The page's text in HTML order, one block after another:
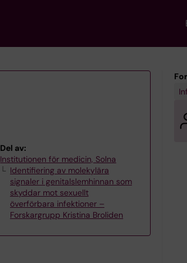
Del av:
Institutionen för medicin, Solna
Identifiering av molekylära
signaler i genitalslemhinnan som
skyddar mot sexuellt
överförbara infektioner –
Forskargrupp Kristina Broliden